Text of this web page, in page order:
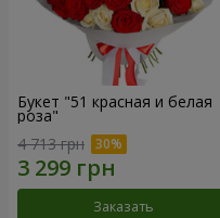
Букет "51 красная и белая
роза"
4 713 грн
Заказать